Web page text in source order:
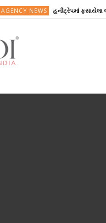
AGENCY NEWS
ગુજરાતી
REVOINEWS